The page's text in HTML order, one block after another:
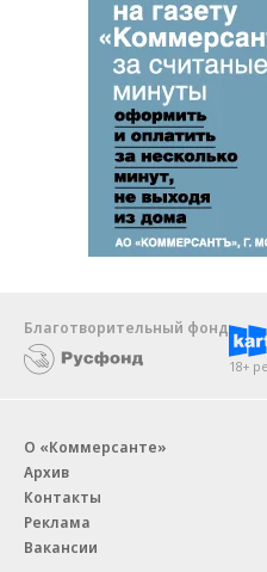
Благотворительный фонд
18+
О «Коммерсанте»
Архив
Контакты
Реклама
Вакансии